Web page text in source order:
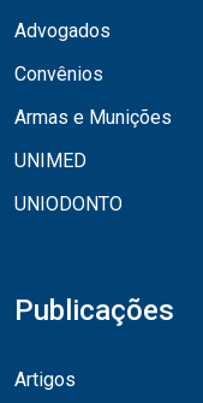
Advogados
Convênios
Armas e Munições
UNIMED
UNIODONTO
Publicações
Artigos